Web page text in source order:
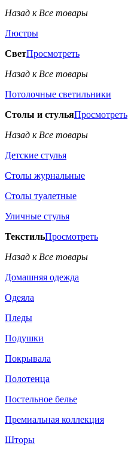
Назад к Все товары
Люстры
СветПросмотреть
Назад к Все товары
Потолочные светильники
Столы и стульяПросмотреть
Назад к Все товары
Детские стулья
Столы журнальные
Столы туалетные
Уличные стулья
ТекстильПросмотреть
Назад к Все товары
Домашняя одежда
Одеяла
Пледы
Подушки
Покрывала
Полотенца
Постельное белье
Премиальная коллекция
Шторы